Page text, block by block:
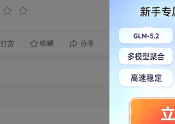
打赏 收藏 分享 转发到动态